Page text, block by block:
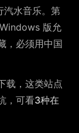
水音乐。第
版允
，必须用中国
载，这类站点
，可看3种在